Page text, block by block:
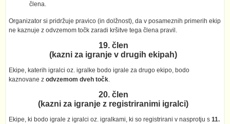
člena.
Organizator si pridržuje pravico (in dolžnost), da v posameznih primerih ekip
ne kaznuje z odvzemom točk zaradi kršitve tega člena pravil.
19. člen
(kazni za igranje v drugih ekipah)
Ekipe, katerih igralci oz. igralke bodo igrale za drugo ekipo, bodo
kaznovane z odvzemom dveh točk
20. člen
(kazni za igranje z registriranimi igralci)
Ekipe, ki bodo igrale z igralci oz. igralkami, ki so registrirani v nasprotju s 11.